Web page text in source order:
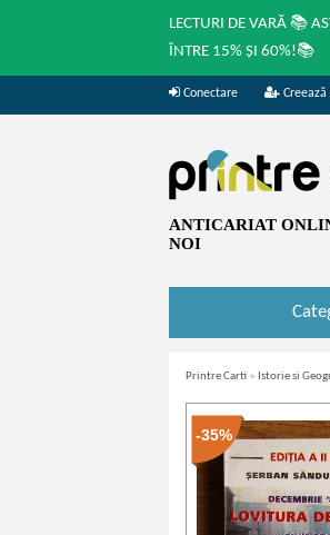
LECTURI DE VARĂ 📚
ÎNTRE 15% ȘI 60%!📚
Conectare Creează
ANTICARIAT
NOI
Printre Carti » Istorie si
-35%